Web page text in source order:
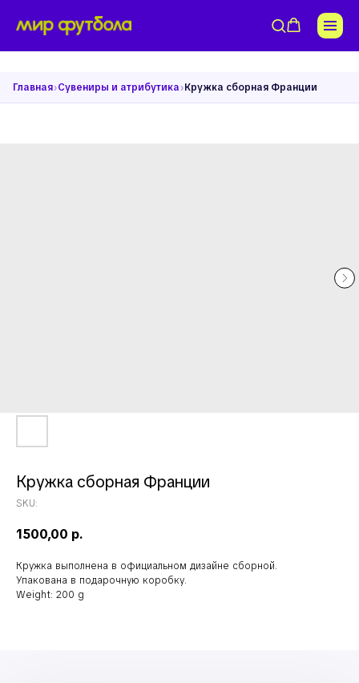
Главная›Сувениры и атрибутика›Кружка сборная Франции
Кружка сборная Франции
SKU:
1500,00 р.
Кружка выполнена в официальном дизайне сборной.
Упакована в подарочную коробку.
Weight: 200 g